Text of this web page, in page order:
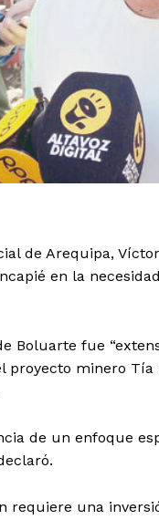
de Arequipa,
en la
Boluarte fue
minero
de un enfoque
requiere una